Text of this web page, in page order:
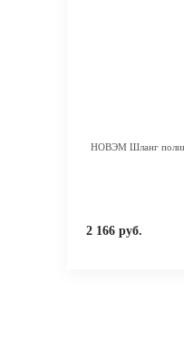
НОВЭМ Шланг
2 166 руб.